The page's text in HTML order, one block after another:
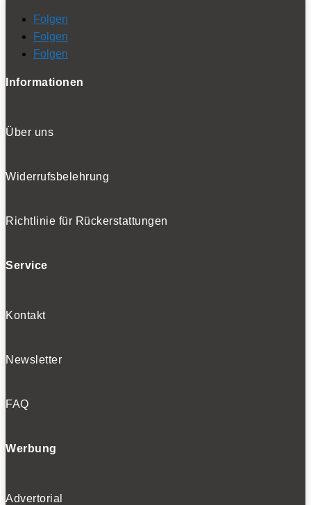
Folgen
Folgen
Folgen
Informationen
Über uns
Widerrufsbelehrung
Richtlinie für Rückerstattungen
Service
Kontakt
Newsletter
FAQ
Werbung
Advertorial